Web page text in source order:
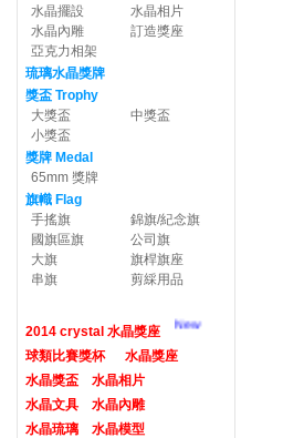
水晶擺設
水晶相片
水晶內雕
訂造獎座
亞克力相架
琉璃水晶獎牌
獎盃 Trophy
大獎盃
中獎盃
小獎盃
獎牌 Medal
65mm 獎牌
旗幟 Flag
手搖旗
錦旗/紀念旗
國旗區旗
公司旗
大旗
旗桿旗座
串旗
剪綵用品
2014 crystal 水晶獎座 New
球類比賽獎杯
水晶獎座
水晶獎盃
水晶相片
水晶文具
水晶內雕
水晶琉璃
水晶模型